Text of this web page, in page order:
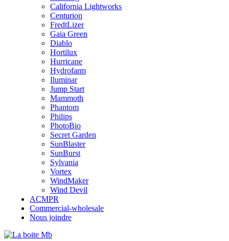
California Lightworks
Centurion
FredtLizer
Gaia Green
Diablo
Hortilux
Hurricane
Hydrofarm
Iluminar
Jump Start
Mammoth
Phantom
Philips
PhotoBio
Secret Garden
SunBlaster
SunBurst
Sylvania
Vortex
WindMaker
Wind Devil
ACMPR
Commercial-wholesale
Nous joindre